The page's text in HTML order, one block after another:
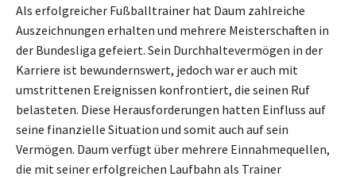
Als erfolgreicher Fußballtrainer hat Daum zahlreiche
Auszeichnungen erhalten und mehrere Meisterschaften in
der Bundesliga gefeiert. Sein Durchhaltevermögen in der
Karriere ist bewundernswert, jedoch war er auch mit
umstrittenen Ereignissen konfrontiert, die seinen Ruf
belasteten. Diese Herausforderungen hatten Einfluss auf
seine finanzielle Situation und somit auch auf sein
Vermögen. Daum verfügt über mehrere Einnahmequellen,
die mit seiner erfolgreichen Laufbahn als Trainer